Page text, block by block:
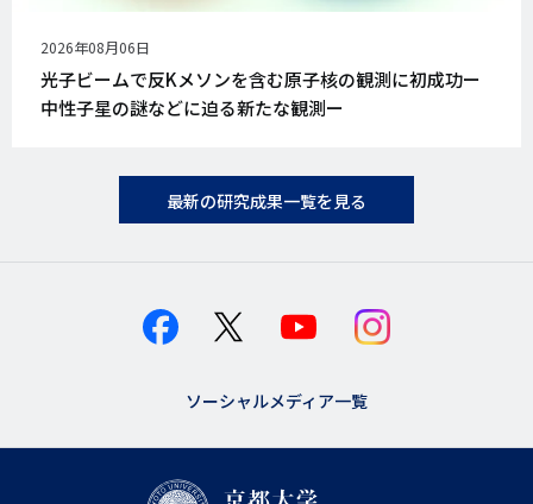
公
開
日
2026年08月06日
光子ビームで反Kメソンを含む原子核の観測に初成功ー
中性子星の謎などに迫る新たな観測ー
最新の研究成果一覧を見る
ソーシャルメディア一覧